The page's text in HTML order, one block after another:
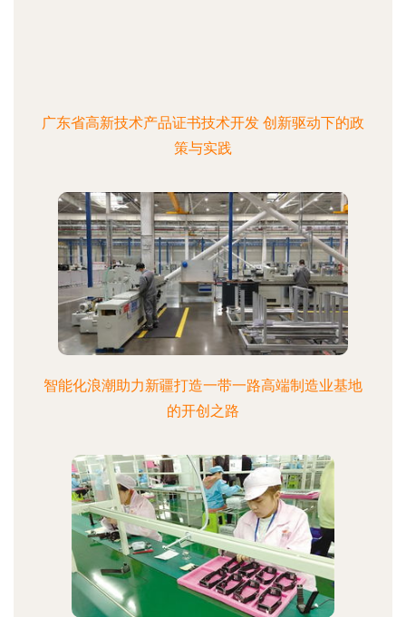
广东省高新技术产品证书技术开发 创新驱动下的政
策与实践
智能化浪潮助力新疆打造一带一路高端制造业基地
的开创之路